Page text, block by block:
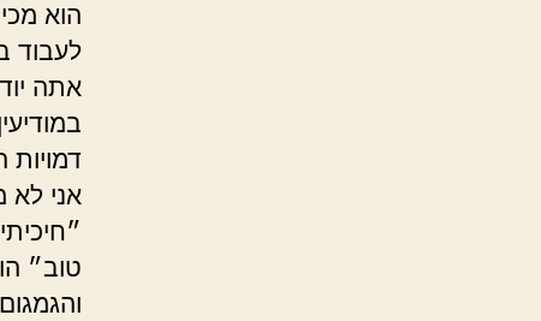
הוא
לעבוד
אתה
דמויות
אני לא
טוב״